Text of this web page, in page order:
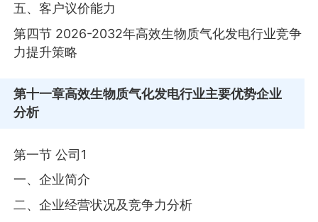
五、客户议价能力
第四节 2026-2032年高效生物质气化发电行业竞争
力提升策略
第十一章高效生物质气化发电行业主要优势企业
分析
第一节 公司1
一、企业简介
二、企业经营状况及竞争力分析